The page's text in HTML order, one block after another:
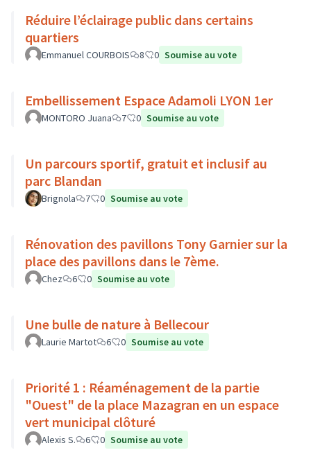
Réduire l’éclairage public dans certains
quartiers
Emmanuel COURBOIS 8 0 Soumise au vote
Embellissement Espace Adamoli LYON 1er
MONTORO Juana 7 0 Soumise au vote
Un parcours sportif, gratuit et inclusif au
parc Blandan
Brignola 7 0 Soumise au vote
Rénovation des pavillons Tony Garnier sur la
place des pavillons dans le 7ème.
Chez 6 0 Soumise au vote
Une bulle de nature à Bellecour
Laurie Martot 6 0 Soumise au vote
Priorité 1 : Réaménagement de la partie
"Ouest" de la place Mazagran en un espace
vert municipal clôturé
Alexis S. 6 0 Soumise au vote